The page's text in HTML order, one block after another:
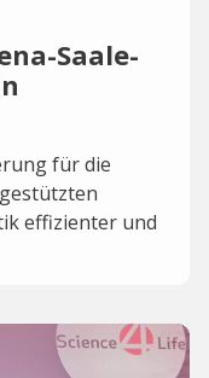
Saale-
für die
effizienter und